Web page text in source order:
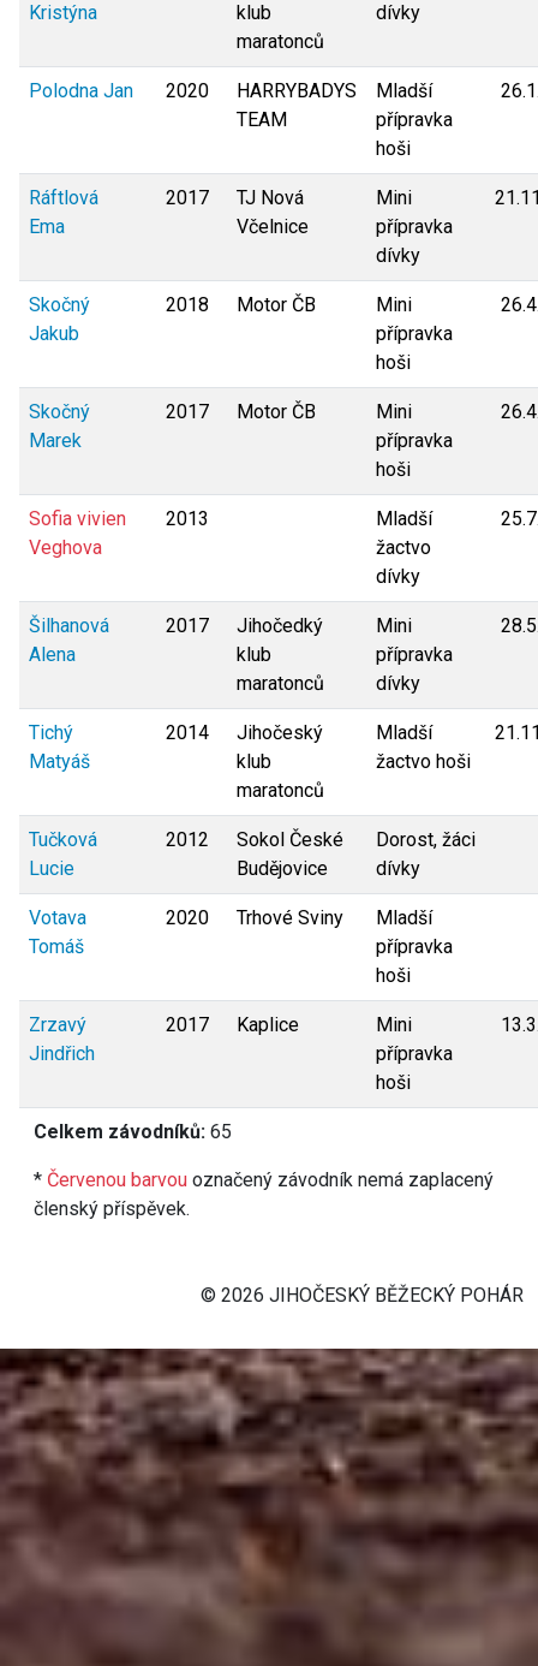
Kristýna
klub
maratonců
dívky
Polodna Jan 2020
HARRYBADYS
TEAM
Mladší
přípravka
hoši
Ráftlová
Ema
2017
TJ Nová
Včelnice
Mini
přípravka
dívky
Skočný
Jakub
2018 Motor ČB
Mini
přípravka
hoši
Skočný
Marek
2017 Motor ČB
Mini
přípravka
hoši
Sofia vivien
Veghova
2013
Mladší
žactvo
dívky
Šilhanová
Alena
2017
Jihočedký
klub
maratonců
Mini
přípravka
dívky
Tichý
Matyáš
2014
Jihočeský
klub
maratonců
Mladší
žactvo hoši
Tučková
Lucie
2012
Sokol České
Budějovice
Dorost, žáci
dívky
Votava
Tomáš
2020 Trhové Sviny
Mladší
přípravka
hoši
Zrzavý
Jindřich
2017 Kaplice
Mini
přípravka
hoši
Celkem závodníků: 65
* Červenou barvou označený závodník nemá zaplacený
členský příspěvek.
© 2026 JIHOČESKÝ BĚŽECKÝ POHÁR